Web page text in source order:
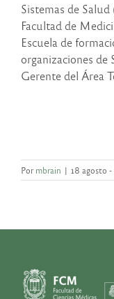
Sistemas de
Facultad de
Escuela de
organizaciones de
Gerente del Área
Pormbrain | 18 agosto -